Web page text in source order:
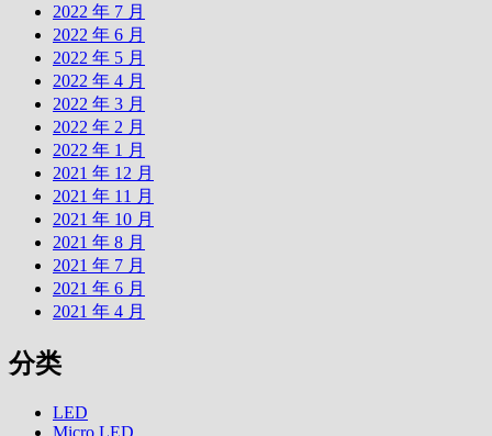
2022 年 7 月
2022 年 6 月
2022 年 5 月
2022 年 4 月
2022 年 3 月
2022 年 2 月
2022 年 1 月
2021 年 12 月
2021 年 11 月
2021 年 10 月
2021 年 8 月
2021 年 7 月
2021 年 6 月
2021 年 4 月
分类
LED
Micro LED